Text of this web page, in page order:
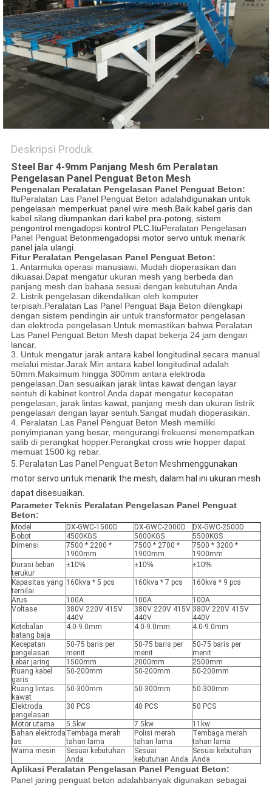
Deskripsi Produk
Steel Bar 4-9mm Panjang Mesh 6m Peralatan
Pengelasan Panel Penguat Beton Mesh
Pengenalan Peralatan Pengelasan Panel Penguat Beton:
ItuPeralatan Las Panel Penguat Beton adalahdigunakan untuk
pengelasan memperkuat panel wire mesh.Baik kabel garis dan
kabel silang diumpankan dari kabel pra-potong, sistem
pengontrol mengadopsi kontrol PLC.ItuPeralatan Pengelasan
Panel Penguat Betonmengadopsi motor servo untuk menarik
panel jala ulangi.
Fitur Peralatan Pengelasan Panel Penguat Beton:
1. Antarmuka operasi manusiawi. Mudah dioperasikan dan
dikuasai.Dapat mengatur ukuran mesh yang berbeda dan
panjang mesh dan bahasa sesuai dengan kebutuhan Anda.
2. Listrik pengelasan dikendalikan oleh komputer
terpisah.Peralatan Las Panel Penguat Baja Beton dilengkapi
dengan sistem pendingin air untuk transformator pengelasan
dan elektroda pengelasan.Untuk memastikan bahwa Peralatan
Las Panel Penguat Beton Mesh dapat bekerja 24 jam dengan
lancar.
3. Untuk mengatur jarak antara kabel longitudinal secara manual
melalui mistar.Jarak Min antara kabel longitudinal adalah
50mm.Maksimum hingga 300mm antara elektroda
pengelasan.Dan sesuaikan jarak lintas kawat dengan layar
sentuh di kabinet kontrol.Anda dapat mengatur kecepatan
pengelasan, jarak lintas kawat, panjang mesh dan ukuran listrik
pengelasan dengan layar sentuh.Sangat mudah dioperasikan.
4. Peralatan Las Panel Penguat Beton Mesh memiliki
penyimpanan yang besar, mengurangi frekuensi menempatkan
salib di perangkat hopper.Perangkat cross wrie hopper dapat
memuat 1500 kg rebar.
5. Peralatan Las Panel Penguat Beton Meshmenggunakan
motor servo untuk menarikthe mesh, dalam hal ini ukuran mesh
dapat disesuaikan.
Parameter Teknis Peralatan Pengelasan Panel Penguat
Beton:
Model DX-GWC-1500D DX-GWC-2000D
DX-GWC-2500D
Bobot
4500KGS 5000KGS
5500KGS
Dimensi
7500 * 2200 *
1900mm
7500 * 2700 *
1900mm
7500 * 3200 *
1900mm
Durasi beban
terukur
±10% ±10% ±10%
Kapasitas yang
ternilai
160kva * 5 pcs 160kva * 7 pcs 160kva * 9 pcs
Arus 100A 100A
100A
Voltase
380V 220V 415V
440V
380V 220V 415V
440V
380V 220V 415V
440V
Ketebalan
batang baja
4.0-9.0mm 4.0-9.0mm 4.0-9.0mm
Kecepatan
pengelasan
50-75 baris per
menit
50-75 baris per
menit
50-75 baris per
menit
Lebar jaring
1500mm 2000mm
2500mm
Ruang kabel
garis
50-200mm 50-200mm 50-200mm
Ruang lintas
kawat
50-300mm 50-300mm 50-300mm
Elektroda
pengelasan
30 PCS 40 PCS 50 PCS
Motor utama 5.5kw 7.5kw
11kw
Bahan elektroda
las
Tembaga merah
tahan lama
Polisi merah
tahan lama
Tembaga merah
tahan lama
Warna mesin
Sesuai kebutuhan
Anda
Sesuai
kebutuhan Anda
Sesuai kebutuhan
Anda
Aplikasi Peralatan Pengelasan Panel Penguat Beton:
Panel jaring penguat beton adalahbanyak digunakan sebagai